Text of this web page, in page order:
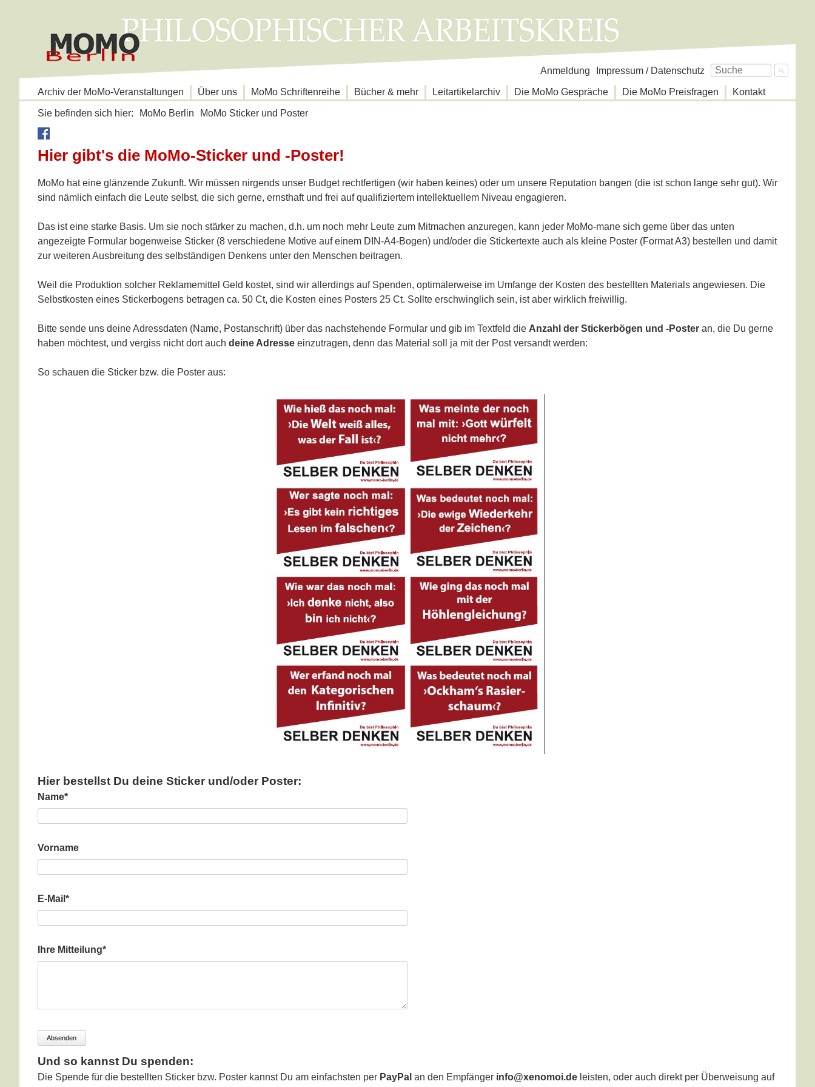
Navigation
Anmeldung
Impressum / Datenschutz
Navigation
Archiv der MoMo-Veranstaltungen Über uns MoMo Schriftenreihe Bücher & mehr Leitartikelarchiv Die MoMo Gespräche Die MoMo Preisfragen Kontakt
Sie befinden sich hier: MoMo Berlin MoMo Sticker und Poster
Hier gibt's die MoMo-Sticker und -Poster!
MoMo hat eine glänzende Zukunft. Wir müssen nirgends unser Budget rechtfertigen (wir haben keines) oder um unsere Reputation bangen (die ist schon lange sehr gut). Wir
sind nämlich einfach die Leute selbst, die sich gerne, ernsthaft und frei auf qualifiziertem intellektuellem Niveau engagieren.
Das ist eine starke Basis. Um sie noch stärker zu machen, d.h. um noch mehr Leute zum Mitmachen anzuregen, kann jeder MoMo-mane sich gerne über das unten
angezeigte Formular bogenweise Sticker (8 verschiedene Motive auf einem DIN-A4-Bogen) und/oder die Stickertexte auch als kleine Poster (Format A3) bestellen und damit
zur weiteren Ausbreitung des selbständigen Denkens unter den Menschen beitragen.
Weil die Produktion solcher Reklamemittel Geld kostet, sind wir allerdings auf Spenden, optimalerweise im Umfange der Kosten des bestellten Materials angewiesen. Die
Selbstkosten eines Stickerbogens betragen ca. 50 Ct, die Kosten eines Posters 25 Ct. Sollte erschwinglich sein, ist aber wirklich freiwillig.
Bitte sende uns deine Adressdaten (Name, Postanschrift) über das nachstehende Formular und gib im Textfeld die Anzahl der Stickerbögen und -Poster an, die Du gerne
haben möchtest, und vergiss nicht dort auch deine Adresse einzutragen, denn das Material soll ja mit der Post versandt werden:
So schauen die Sticker bzw. die Poster aus:
Hier bestellst Du deine Sticker und/oder Poster:
Pflichtfeld
Name*
Vorname
Pflichtfeld
E-Mail *
Pflichtfeld
Ihre Mitteilung*
Absenden
Und so kannst Du spenden:
Die Spende für die bestellten Sticker bzw. Poster kannst Du am einfachsten per PayPal an den Empfänger info@xenomoi.de leisten, oder auch direkt per Überweisung auf